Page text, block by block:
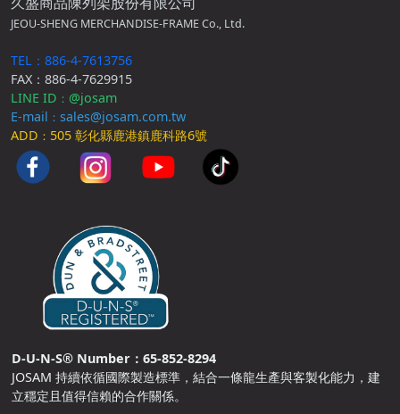
JEOU-SHENG MERCHANDISE-FRAME Co., Ltd.
TEL：886-4-7613756
FAX：886-4-7629915
LINE ID ： @josam
E-mail ： sales@josam.com.tw
ADD ： 505 彰化縣鹿港鎮鹿科路6號
D-U-N-S® Number：65-852-8294
JOSAM 持續依循國際製造標準，結合一條龍生產與客製化能力，建
立穩定且值得信賴的合作關係。